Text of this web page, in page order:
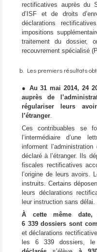
rectificatives auprès du
d’ISF et de droits
déclarations
impositions
traitement du dossier,
recouvrement spécialisé
b. Les premiers résultats
● Au 31 mai 2014, 24
auprès de
régulariser leurs
l’étranger.
Ces contribuables se
l’intermédiaire d’une
informent
déclaré à l’étranger. Ils
fiscales rectificatives
l’origine de leurs avoirs.
instruits. Certains
leurs déclarations
leur instruction sans délai.
À cette même
6 339 dossiers sont
et déclarations
les 6 339 dossiers, le